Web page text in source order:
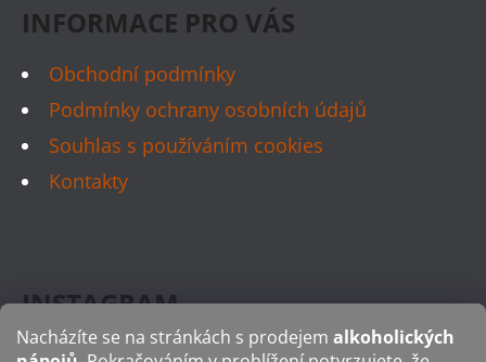
Nacházíte se na stránkách s prodejem alkoholických
INFORMACE PRO VÁS
Obchodní podmínky
Podmínky ochrany osobních údajů
Souhlas s používáním cookies
Kontakty
INSTAGRAM